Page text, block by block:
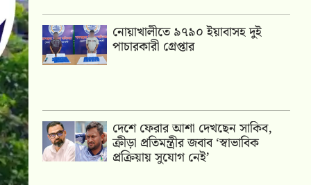
নোয়াখালীতে ৯৭৯০ ইয়াবাসহ দুই
পাচারকারী গ্রেপ্তার
দেশে ফেরার আশা দেখছেন সাকিব,
ক্রীড়া প্রতিমন্ত্রীর জবাব ‘স্বাভাবিক
প্রক্রিয়ায় সুযোগ নেই’